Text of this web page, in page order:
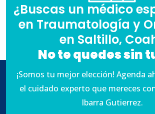
¿Buscas un médico
en Traumatología y
en Saltillo,
No te quedes sin
¡Somos tu mejor elección! Agenda
el cuidado experto que mereces
Ibarra Gutierrez.